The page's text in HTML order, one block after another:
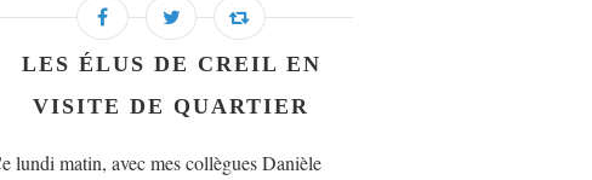
LES ÉLUS DE CREIL EN
VISITE DE QUARTIER
lundi matin, avec mes collègues Danièle